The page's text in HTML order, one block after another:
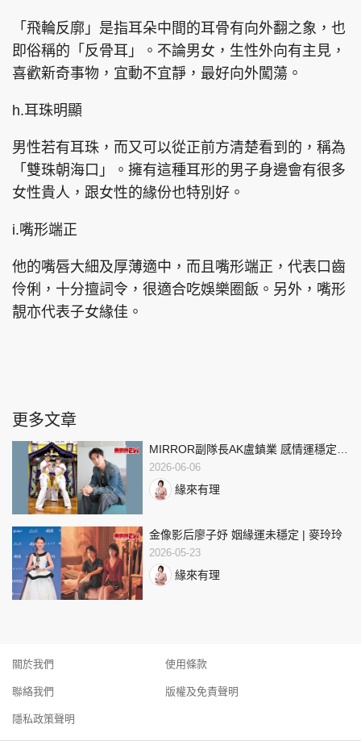
「飛輪反廓」是指耳朵中間的耳骨有向外翻之象，也
即俗稱的「反骨耳」。不論男女，生性外向有主見，
喜歡新奇事物，宜動不宜靜，最好向外闖蕩。
h.耳珠明顯
男性若有耳珠，而又可以從正前方清楚看到的，稱為
「雙珠朝海口」。擁有這種耳形的男子身邊會有很多
女性貴人，跟女性的緣份也特別好。
i.嘴形端正
他的嘴唇大細及厚薄適中，而且嘴形端正，代表口齒
伶俐，十分擅詞令，很適合吃娛樂圈飯。另外，嘴形
靚亦代表子女緣佳。
更多文章
MIRROR副隊長AK盧鎮業 感情運穩定 |
麥玲玲
2026-06-06
緣來有理
金像影后廖子妤 姻緣運未穩定 | 麥玲玲
2026-05-23
緣來有理
關於我們
聯絡我們
隱私政策聲明
使用條款
版權及免責聲明